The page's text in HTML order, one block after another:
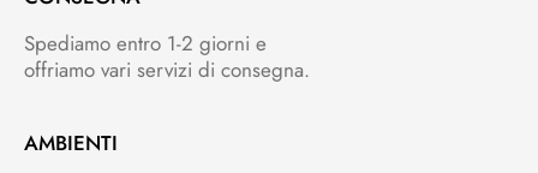
Spediamo entro 1-2 giorni e
offriamo vari servizi di consegna.
AMBIENTI